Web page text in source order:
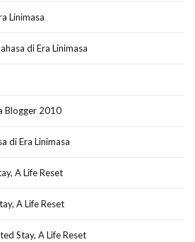
Linimasa
di Era Linimasa
Blogger 2010
di Era Linimasa
A Life Reset
A Life Reset
Stay, A Life Reset